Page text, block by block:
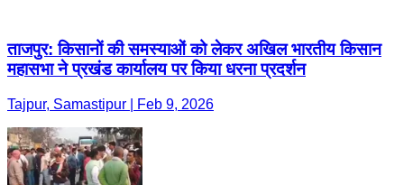
ताजपुर: किसानों की समस्याओं को लेकर अखिल भारतीय किसान
महासभा ने प्रखंड कार्यालय पर किया धरना प्रदर्शन
Tajpur, Samastipur | Feb 9, 2026